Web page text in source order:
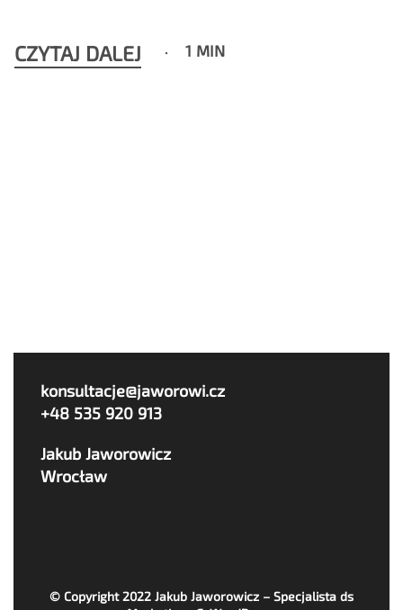
CZYTAJ DALEJ 1 MIN
konsultacje@jaworowi.cz
+48 535 920 913
Jakub Jaworowicz
Wrocław
© Copyright 2022 Jakub Jaworowicz – Specjalista ds